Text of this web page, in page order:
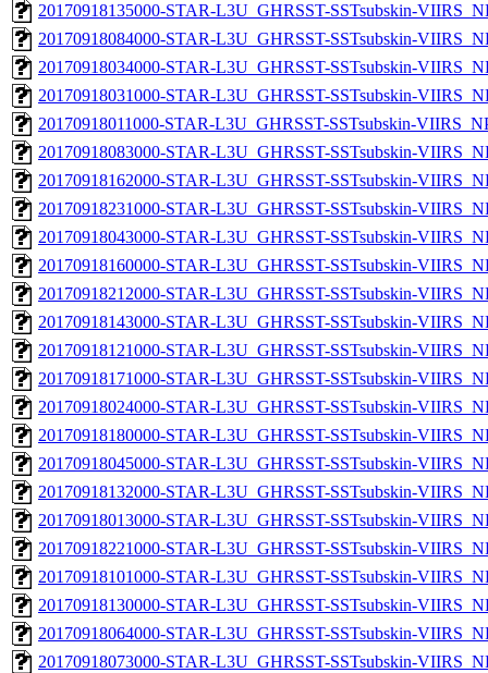
20170918135000-STAR-L3U_GHRSST-SSTsubskin-
20170918084000-STAR-L3U_GHRSST-SSTsubskin-
20170918034000-STAR-L3U_GHRSST-SSTsubskin-
20170918031000-STAR-L3U_GHRSST-SSTsubskin-
20170918011000-STAR-L3U_GHRSST-SSTsubskin-
20170918083000-STAR-L3U_GHRSST-SSTsubskin-
20170918162000-STAR-L3U_GHRSST-SSTsubskin-
20170918231000-STAR-L3U_GHRSST-SSTsubskin-
20170918043000-STAR-L3U_GHRSST-SSTsubskin-
20170918160000-STAR-L3U_GHRSST-SSTsubskin-
20170918212000-STAR-L3U_GHRSST-SSTsubskin-
20170918143000-STAR-L3U_GHRSST-SSTsubskin-
20170918121000-STAR-L3U_GHRSST-SSTsubskin-
20170918171000-STAR-L3U_GHRSST-SSTsubskin-
20170918024000-STAR-L3U_GHRSST-SSTsubskin-
20170918180000-STAR-L3U_GHRSST-SSTsubskin-
20170918045000-STAR-L3U_GHRSST-SSTsubskin-
20170918132000-STAR-L3U_GHRSST-SSTsubskin-
20170918013000-STAR-L3U_GHRSST-SSTsubskin-
20170918221000-STAR-L3U_GHRSST-SSTsubskin-
20170918101000-STAR-L3U_GHRSST-SSTsubskin-
20170918130000-STAR-L3U_GHRSST-SSTsubskin-
20170918064000-STAR-L3U_GHRSST-SSTsubskin-
20170918073000-STAR-L3U_GHRSST-SSTsubskin-